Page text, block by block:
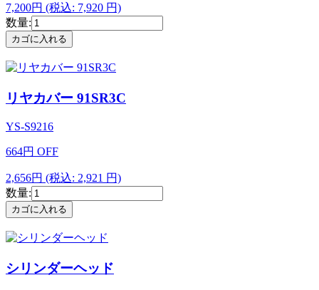
7,200円 (税込: 7,920 円)
数量:
リヤカバー 91SR3C
YS-S9216
664円 OFF
2,656円 (税込: 2,921 円)
数量:
シリンダーヘッド